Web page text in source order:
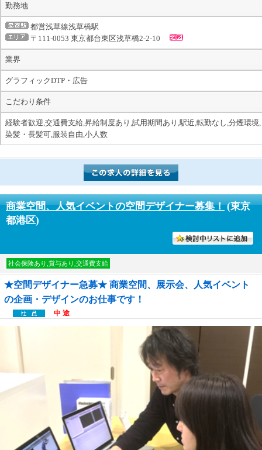
勤務地
都営浅草線浅草橋駅
〒111-0053 東京都台東区浅草橋2-2-10
業界
グラフィックDTP・広告
こだわり条件
経験者歓迎,交通費支給,昇給制度あり,試用期間あり,駅近,転勤なし,分煙環境,
染髪・長髪可,服装自由,小人数
商業空間、人気イベントの空間デザイナー募集！(東京
都港区)
討中リストに入れる
社会保険あり,賞与あり,交通費支給
★空間デザイナー急募★ 商業空間、展示会、人気イベント
の企画・デザインのお仕事です！
中 途